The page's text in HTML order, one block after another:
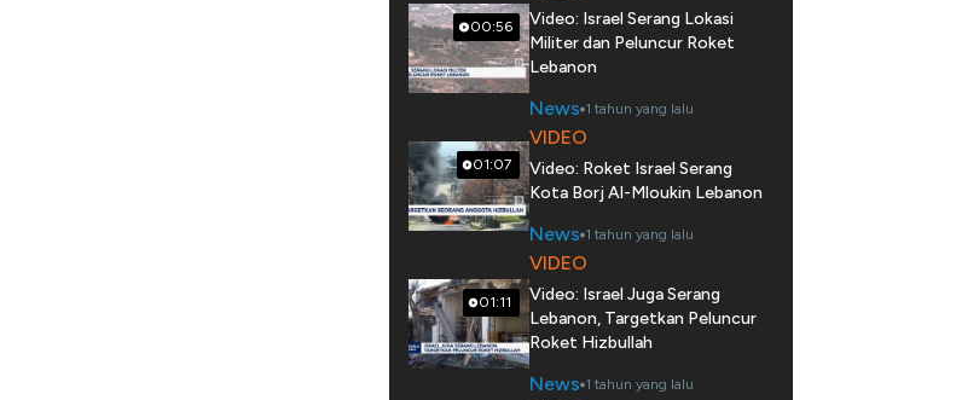
00:56
Video: Israel Serang Lokasi
Militer dan Peluncur Roket
Lebanon
News 1 tahun yang lalu
01:07
VIDEO
Video: Roket Israel Serang
Kota Borj Al-Mloukin Lebanon
News 1 tahun yang lalu
01:11
VIDEO
Video: Israel Juga Serang
Lebanon, Targetkan Peluncur
Roket Hizbullah
News 1 tahun yang lalu